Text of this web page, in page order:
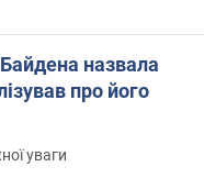
назвала
про його
уваги